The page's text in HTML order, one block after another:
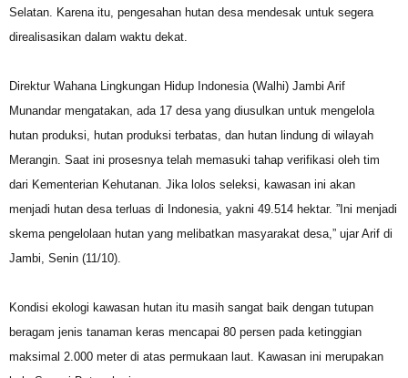
Selatan. Karena itu, pengesahan hutan desa mendesak untuk segera
direalisasikan dalam waktu dekat.
Direktur Wahana Lingkungan Hidup Indonesia (Walhi) Jambi Arif
Munandar mengatakan, ada 17 desa yang diusulkan untuk mengelola
hutan produksi, hutan produksi terbatas, dan hutan lindung di wilayah
Merangin. Saat ini prosesnya telah memasuki tahap verifikasi oleh tim
dari Kementerian Kehutanan. Jika lolos seleksi, kawasan ini akan
menjadi hutan desa terluas di Indonesia, yakni 49.514 hektar. ”Ini menjadi
skema pengelolaan hutan yang melibatkan masyarakat desa,” ujar Arif di
Jambi, Senin (11/10).
Kondisi ekologi kawasan hutan itu masih sangat baik dengan tutupan
beragam jenis tanaman keras mencapai 80 persen pada ketinggian
maksimal 2.000 meter di atas permukaan laut. Kawasan ini merupakan